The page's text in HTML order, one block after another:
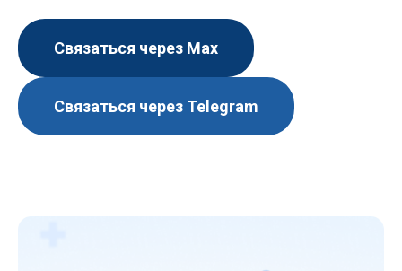
Связаться через Мах
Связаться через Telegram